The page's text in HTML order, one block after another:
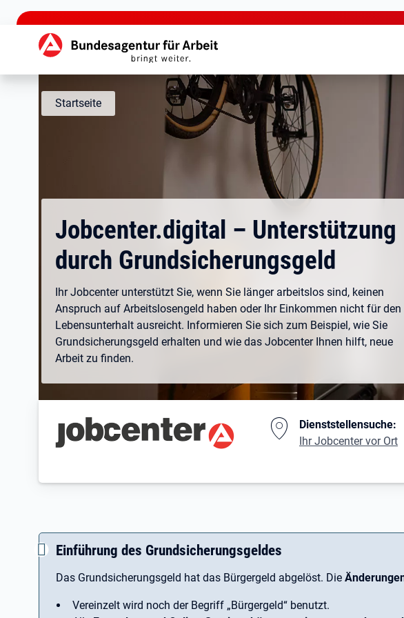
zu den Hauptinhalten springen
Hauptnavigation
Startseite
Jobcenter.digital – Unterstützung
durch Grundsicherungsgeld
Ihr Jobcenter unterstützt Sie, wenn Sie länger arbeitslos sind, keinen
Anspruch auf Arbeitslosengeld haben oder Ihr Einkommen nicht für den
Lebensunterhalt ausreicht. Informieren Sie sich zum Beispiel, wie Sie
Grundsicherungsgeld erhalten und wie das Jobcenter Ihnen hilft, neue
Arbeit zu finden.
Branding-Bereich BeschreibungDienststellensuche:
Ihr Jobcenter vor Ort
Einführung des Grundsicherungsgeldes
Das Grundsicherungsgeld hat das Bürgergeld abgelöst. Die
Vereinzelt wird noch der Begriff ­„Bürgergeld“ benutzt.